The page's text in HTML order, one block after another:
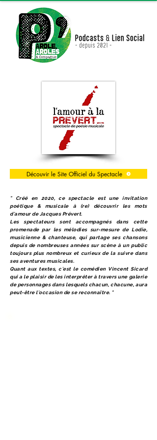
Découvir le Site Officiel du Spectacle
" Créé en 2020, ce spectacle est une invitation
poétique & musicale à (re) découvrir les mots
d'amour de Jacques Prévert.
Les spectateurs sont accompagnés dans cette
promenade par les mélodies sur-mesure de Lodie,
musicienne & chanteuse, qui partage ses chansons
depuis de nombreuses années sur scène à un public
toujours plus nombreux et curieux de la suivre dans
ses aventures musicales.
Quant aux textes, c'est le comédien Vincent Sicard
qui a le plaisir de les interpréter à travers une galerie
de personnages dans lesquels chacun, chacune, aura
peut-être l'occasion de se reconnaître. "